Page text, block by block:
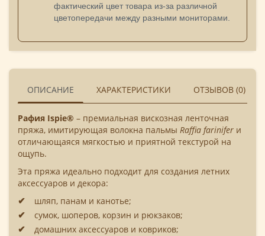
фактический цвет товара из-за различной
цветопередачи между разными мониторами.
ОПИСАНИЕ ХАРАКТЕРИСТИКИ ОТЗЫВОВ (0)
Рафия Ispie® – премиальная вискозная ленточная
пряжа, имитирующая волокна пальмы Raffia farinifer и
отличающаяся мягкостью и приятной текстурой на
ощупь.
Эта пряжа идеально подходит для создания летних
аксессуаров и декора:
шляп, панам и канотье;
сумок, шоперов, корзин и рюкзаков;
домашних аксессуаров и ковриков;